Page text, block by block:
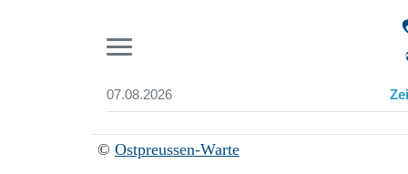
07.08.2026
Start
Suchen und finden
© Ostpreussen-Warte